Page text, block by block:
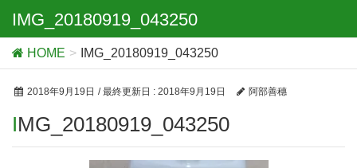
IMG_20180919_043250
HOME IMG_20180919_043250
2018年9月19日 / 最終更新日 : 2018年9月19日 阿部善穗
IMG_20180919_043250